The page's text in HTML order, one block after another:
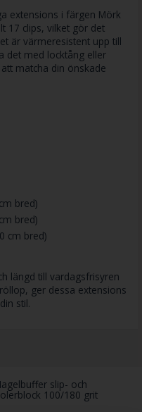
extensions i färgen Mörk
17 clips, vilket gör det
är värmeresistent upp till
det med locktång eller
matcha din önskade
bred)
bred)
cm bred)
längd till vardagsfrisyren
ger dessa extensions
stil.
slip- och
100/180 grit